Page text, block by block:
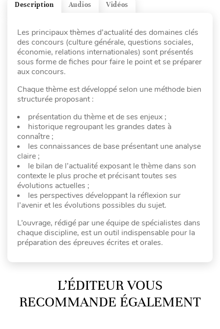
Vidéos
Audios
Description
Les principaux thèmes d’actualité des domaines clés
des concours (culture générale, questions sociales,
économie, relations internationales) sont présentés
sous forme de fiches pour faire le point et se préparer
aux concours.
Chaque thème est développé selon une méthode bien
structurée proposant :
présentation du thème et de ses enjeux ;
historique regroupant les grandes dates à
connaître ;
les connaissances de base présentant une analyse
claire ;
le bilan de l’actualité exposant le thème dans son
contexte le plus proche et précisant toutes ses
évolutions actuelles ;
les perspectives développant la réflexion sur
l’avenir et les évolutions possibles du sujet.
L’ouvrage, rédigé par une équipe de spécialistes dans
chaque discipline, est un outil indispensable pour la
préparation des épreuves écrites et orales.
L’ÉDITEUR VOUS
RECOMMANDE ÉGALEMENT